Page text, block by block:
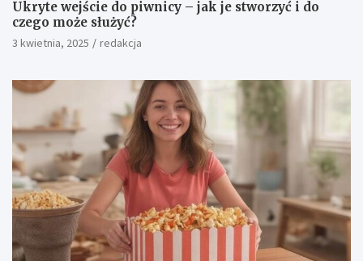
Ukryte wejście do piwnicy – jak je stworzyć i do
czego może służyć?
3 kwietnia, 2025 redakcja